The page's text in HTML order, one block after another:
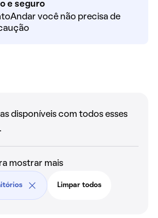
e seguro
você não precisa de
disponíveis com todos esses
mostrar mais
Limpar todos